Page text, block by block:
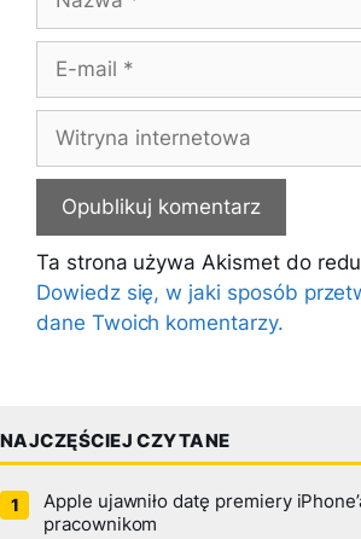
Witryna
internetowa
Ta strona używa Akismet do
Dowiedz się, w jaki sposób
dane Twoich komentarzy.
NAJCZĘŚCIEJ CZYTANE
Apple ujawniło datę premiery
pracownikom